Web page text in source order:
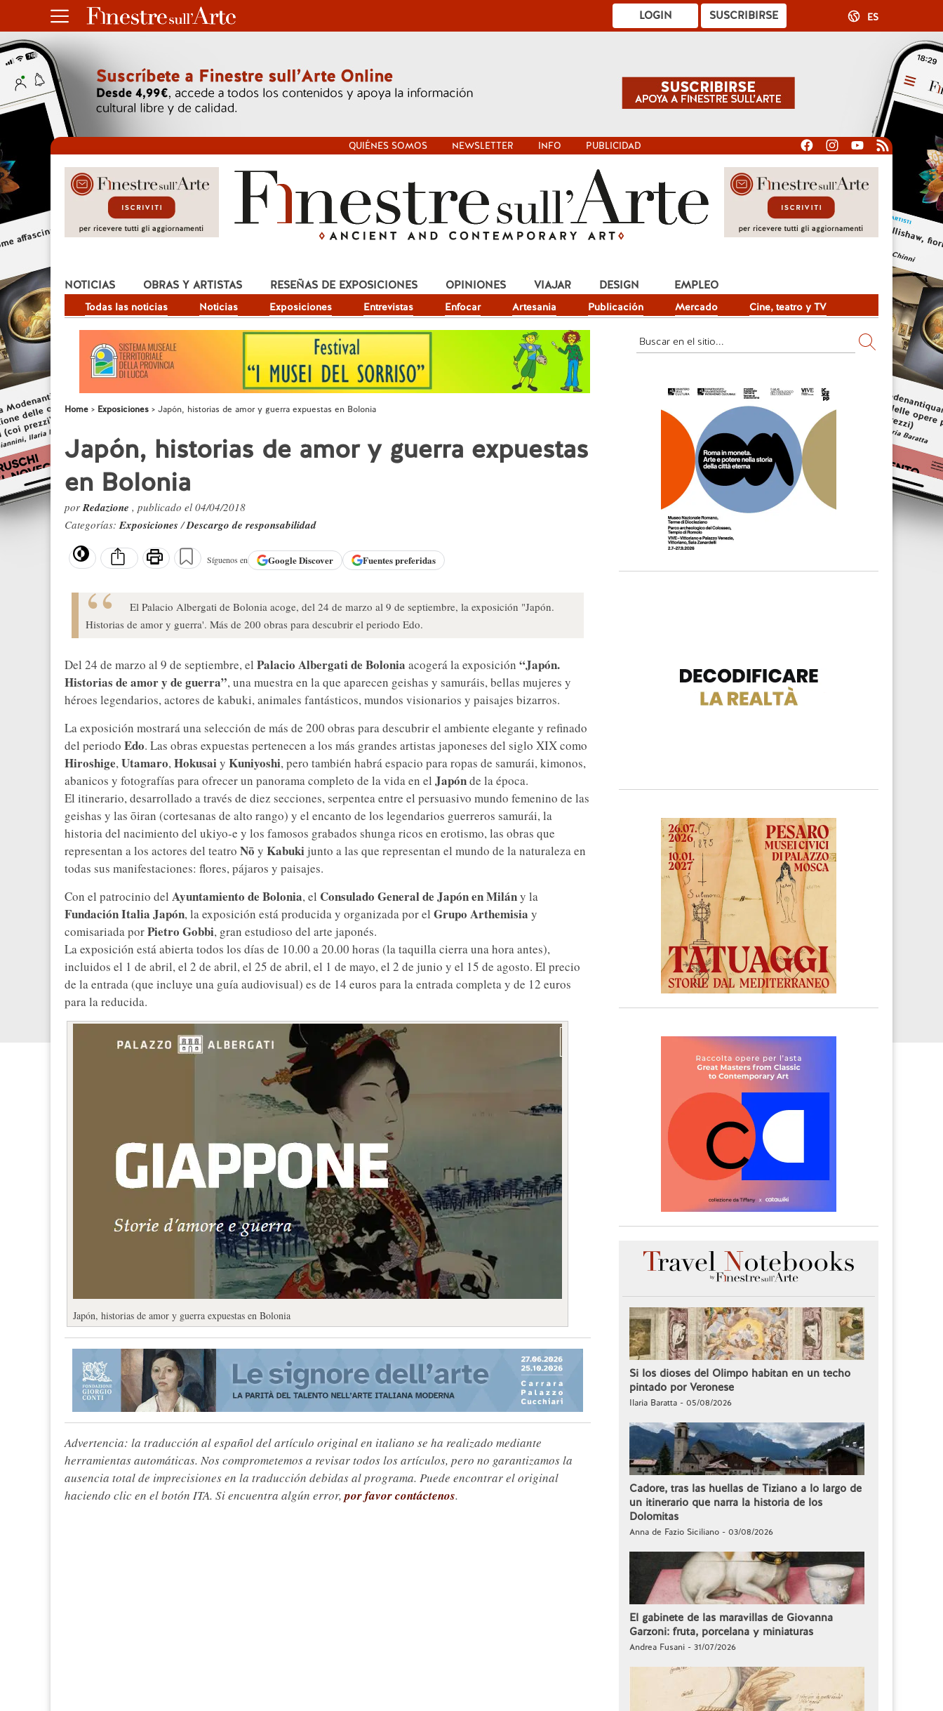
SUSCRIBIRSE
LOGIN ES
QUIÉNES SOMOS NEWSLETTER INFO PUBLICIDAD
NOTICIAS
Todas las noticias Noticias Exposiciones Entrevistas Enfocar Artesania Publicación Mercado Cine, teatro y TV
OBRAS Y ARTISTAS RESEÑAS DE EXPOSICIONES OPINIONES VIAJAR DESIGN EMPLEO
Home Exposiciones Japón, historias de amor y guerra expuestas en Bolonia
Japón, historias de amor y guerra expuestas
en Bolonia
porRedazione , publicado el 04/04/2018
Categorías:Exposiciones/Descargo de responsabilidad
Síguenos en GoogleDiscover Fuentes preferidas
El Palacio Albergati de Bolonia acoge, del 24 de marzo al 9 de septiembre, la exposición "Japón.
Historias de amor y guerra'. Más de 200 obras para descubrir el periodo Edo.
Del 24 de marzo al 9 de septiembre, el Palacio Albergati de Bolonia acogerá la exposición “Japón.
Historias de amor y de guerra”, una muestra en la que aparecen geishas y samuráis, bellas mujeres y
héroes legendarios, actores de kabuki, animales fantásticos, mundos visionarios y paisajes bizarros.
La exposición mostrará una selección de más de 200 obras para descubrir el ambiente elegante y refinado
del periodo Edo. Las obras expuestas pertenecen a los más grandes artistas japoneses del siglo XIX como
Hiroshige,Utamaro,Hokusaiy Kuniyoshi, pero también habrá espacio para ropas de samurái, kimonos,
abanicos y fotografías para ofrecer un panorama completo de la vida en el Japónde la época.
El itinerario, desarrollado a través de diez secciones, serpentea entre el persuasivo mundo femenino de las
geishas y las ōiran (cortesanas de alto rango) y el encanto de los legendarios guerreros samurái, la
historia del nacimiento del ukiyo-e y los famosos grabados shunga ricos en erotismo, las obras que
representan a los actores del teatro Nō y Kabuki junto a las que representan el mundo de la naturaleza en
todas sus manifestaciones: flores, pájaros y paisajes.
Con el patrocinio del Ayuntamiento de Bolonia, el Consulado General de Japón en Milány la
Fundación Italia Japón, la exposición está producida y organizada por el Grupo Arthemisia y
comisariada porPietro Gobbi, gran estudioso del arte japonés.
La exposición está abierta todos los días de 10.00 a 20.00 horas (la taquilla cierra una hora antes),
incluidos el 1 de abril, el 2 de abril, el 25 de abril, el 1 de mayo, el 2 de junio y el 15 de agosto. El precio
de la entrada (que incluye una guía audiovisual) es de 14 euros para la entrada completa y de 12 euros
para la reducida.
Japón, historias de amor y guerra expuestas en Bolonia
Advertencia: la traducción al español del artículo original en italiano se ha realizado mediante
herramientas automáticas. Nos comprometemos a revisar todos los artículos, pero no garantizamos la
ausencia total de imprecisiones en la traducción debidas al programa. Puede encontrar el original
haciendo clic en el botón ITA. Si encuentra algún error,por favor contáctenos.
Si los dioses del Olimpo habitan en un techo
pintado por Veronese
Ilaria Baratta - 05/08/2026
Cadore, tras las huellas de Tiziano a lo largo de
un itinerario que narra la historia de los
Dolomitas
Anna de Fazio Siciliano - 03/08/2026
El gabinete de las maravillas de Giovanna
Garzoni: fruta, porcelana y miniaturas
Andrea Fusani - 31/07/2026